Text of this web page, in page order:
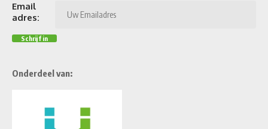
Email
adres:
Onderdeel van: